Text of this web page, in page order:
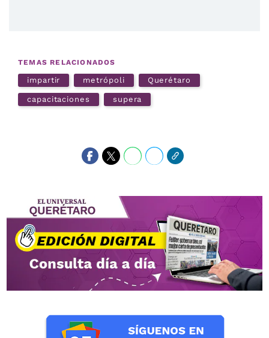
TEMAS RELACIONADOS
impartir metrópoli Querétaro
capacitaciones supera